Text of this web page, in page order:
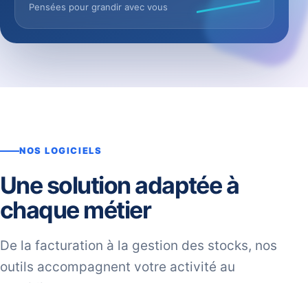
Pensées pour grandir avec vous
NOS LOGICIELS
Une solution adaptée à
chaque métier
De la facturation à la gestion des stocks, nos
outils accompagnent votre activité au